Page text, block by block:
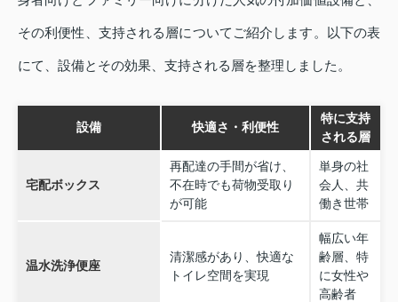
その利便性、支持される層についてご紹介します。以下の表
にて、設備とその効果、支持される層を整理しました。
設備 快適さ・利便性
特に支持
される層
宅配ボックス
再配達の手間が省け、
不在時でも荷物受取り
が可能
単身の社
会人、共
働き世帯
温水洗浄便座
清潔感があり、快適な
トイレ空間を実現
幅広い年
齢層、特
に女性や
高齢者